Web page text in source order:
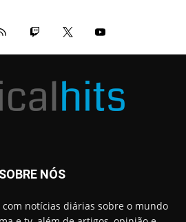
SOBRE NÓS
notícias diárias sobre o mundo